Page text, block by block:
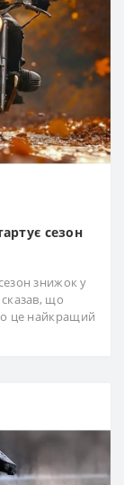
сезон
знижок у
що
це найкращий